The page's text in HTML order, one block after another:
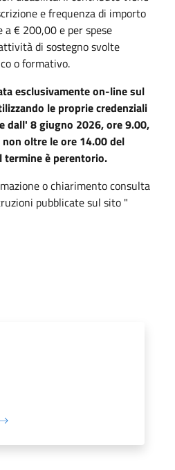
e frequenza di importo
€ 200,00 e per spese
di sostegno svolte
o formativo.
esclusivamente on-line sul
le proprie credenziali
dall' 8 giugno 2026, ore 9.00,
oltre le ore 14.00 del
è perentorio.
o chiarimento consulta
pubblicate sul sito "